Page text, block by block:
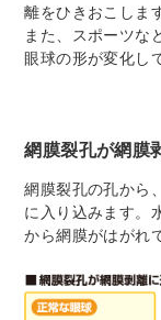
離をひきおこしま
また、スポーツな
眼球の形が変化し
網膜裂孔が網膜
網膜裂孔の孔から
に入り込みます。
から網膜がはがれ